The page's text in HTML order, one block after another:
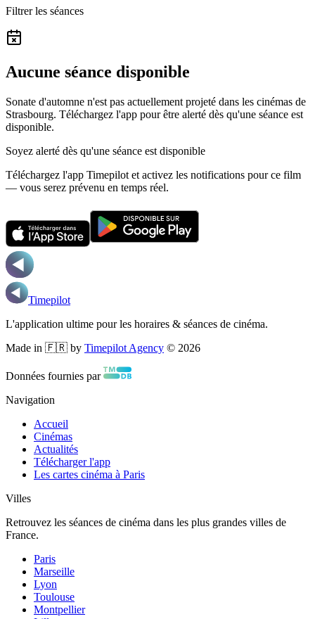
Filtrer les séances
Aucune séance disponible
Sonate d'automne n'est pas actuellement projeté dans les cinémas de
Strasbourg. Téléchargez l'app pour être alerté dès qu'une séance est
disponible.
Soyez alerté dès qu'une séance est disponible
Téléchargez l'app Timepilot et activez les notifications pour ce film
— vous serez prévenu en temps réel.
Timepilot
L'application ultime pour les horaires & séances de cinéma.
Made in 🇫🇷 by Timepilot Agency © 2026
Données fournies par
Navigation
Accueil
Cinémas
Actualités
Télécharger l'app
Les cartes cinéma à Paris
Villes
Retrouvez les séances de cinéma dans les plus grandes villes de
France.
Paris
Marseille
Lyon
Toulouse
Montpellier